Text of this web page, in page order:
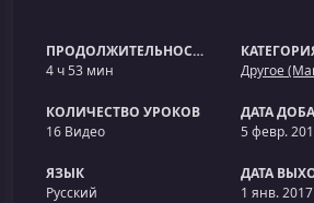
ПРОДОЛЖИТЕЛЬНОСТЬ
4 ч 53 мин
Другое
КОЛИЧЕСТВО УРОКОВ
16 Видео
ДАТА
5 февр.
ЯЗЫК
Русский
ДАТА
1 янв.